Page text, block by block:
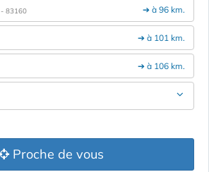
➔ à 96 km.
- 83160
➔ à 101 km.
➔ à 106 km.
Proche de vous